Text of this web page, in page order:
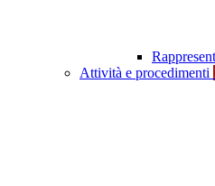
Attività e procedimenti